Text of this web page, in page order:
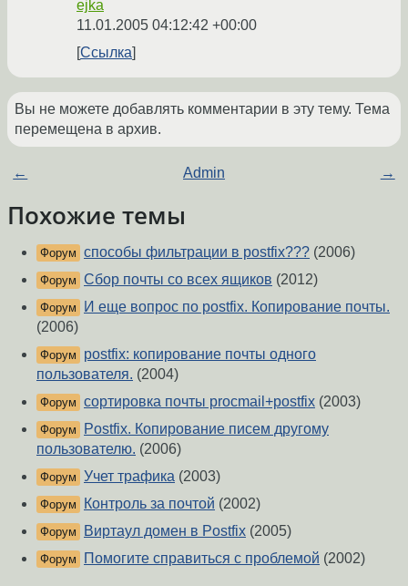
ejka
11.01.2005 04:12:42 +00:00
Ссылка
Вы не можете добавлять комментарии в эту тему. Тема
перемещена в архив.
← Admin →
Похожие темы
Форум способы фильтрации в postfix??? (2006)
Форум Сбор почты со всех ящиков (2012)
Форум
И еще вопрос по postfix. Копирование почты.
(2006)
Форум
postfix: копирование почты одного
пользователя. (2004)
Форум сортировка почты procmail+postfix (2003)
Форум
Postfix. Копирование писем другому
пользователю. (2006)
Форум Учет трафика (2003)
Форум Контроль за почтой (2002)
Форум Виртаул домен в Postfix (2005)
Форум Помогите справиться с проблемой (2002)